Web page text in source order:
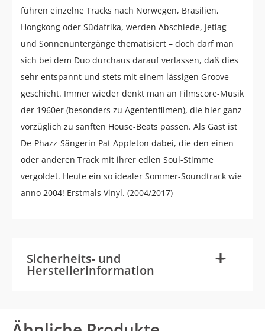
führen einzelne Tracks nach Norwegen, Brasilien,
Hongkong oder Südafrika, werden Abschiede, Jetlag
und Sonnenuntergänge thematisiert – doch darf man
sich bei dem Duo durchaus darauf verlassen, daß dies
sehr entspannt und stets mit einem lässigen Groove
geschieht. Immer wieder denkt man an Filmscore-Musik
der 1960er (besonders zu Agentenfilmen), die hier ganz
vorzüglich zu sanften House-Beats passen. Als Gast ist
De-Phazz-Sängerin Pat Appleton dabei, die den einen
oder anderen Track mit ihrer edlen Soul-Stimme
vergoldet. Heute ein so idealer Sommer-Soundtrack wie
anno 2004! Erstmals Vinyl. (2004/2017)
Sicherheits- und
Herstellerinformation +
-